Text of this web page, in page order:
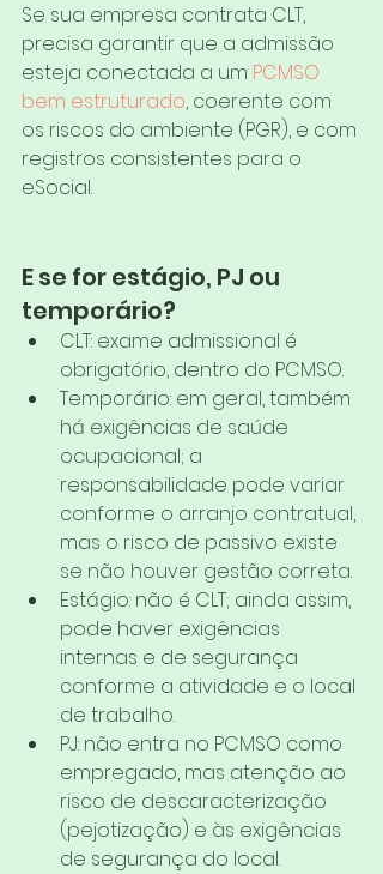
Se sua empresa contrata CLT,
precisa garantir que a admissão
esteja conectada a um PCMSO
bem estruturado, coerente com
os riscos do ambiente (PGR), e com
registros consistentes para o
eSocial.
E se for estágio, PJ ou
temporário?
CLT: exame admissional é
obrigatório, dentro do PCMSO.
Temporário: em geral, também
há exigências de saúde
ocupacional; a
responsabilidade pode variar
conforme o arranjo contratual,
mas o risco de passivo existe
se não houver gestão correta.
Estágio: não é CLT; ainda assim,
pode haver exigências
internas e de segurança
conforme a atividade e o local
de trabalho.
PJ: não entra no PCMSO como
empregado, mas atenção ao
risco de descaracterização
(pejotização) e às exigências
de segurança do local.